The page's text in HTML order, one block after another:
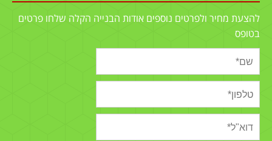
להצעת מחיר ולפרטים נוספים אודות הבנייה הקלה שלחו פרטים
בטופס